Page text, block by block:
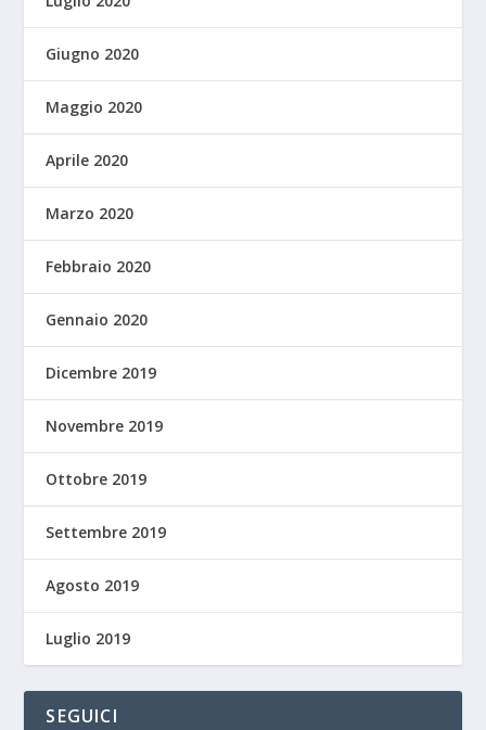
Giugno 2020
Maggio 2020
Aprile 2020
Marzo 2020
Febbraio 2020
Gennaio 2020
Dicembre 2019
Novembre 2019
Ottobre 2019
Settembre 2019
Agosto 2019
Luglio 2019
SEGUICI